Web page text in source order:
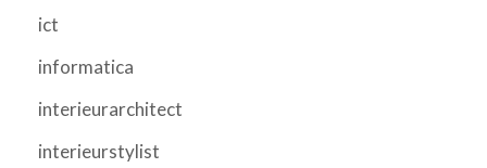
ict
informatica
interieurarchitect
interieurstylist